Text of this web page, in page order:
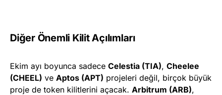
Diğer Önemli Kilit Açılımları
Ekim ayı boyunca sadece Celestia (TIA), Cheelee
(CHEEL) ve Aptos (APT) projeleri değil, birçok büyük
proje de token kilitlerini açacak. Arbitrum (ARB),